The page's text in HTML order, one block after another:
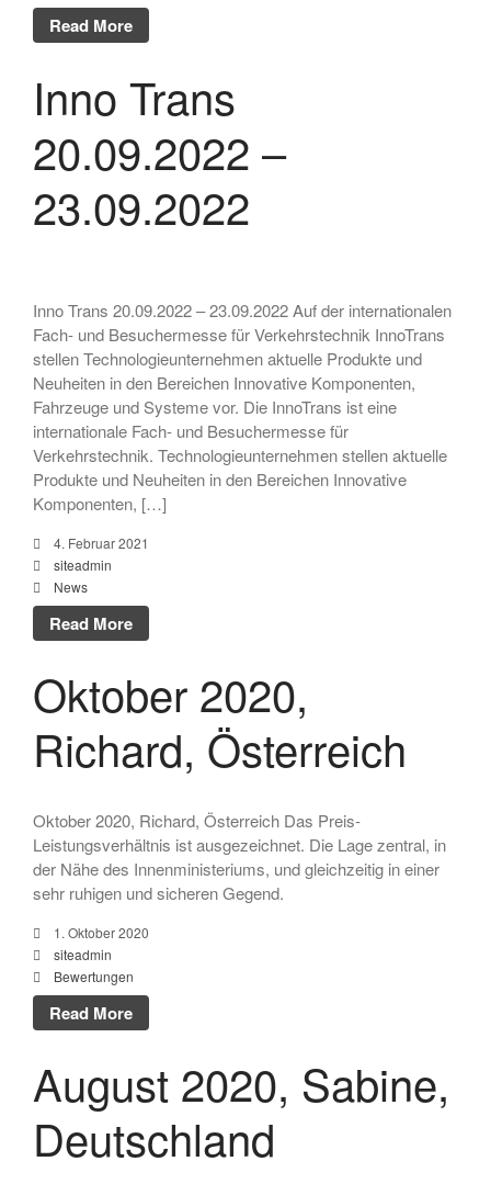
Read More
Inno Trans
20.09.2022 –
23.09.2022
Inno Trans 20.09.2022 – 23.09.2022 Auf der internationalen
Fach- und Besuchermesse für Verkehrstechnik InnoTrans
stellen Technologieunternehmen aktuelle Produkte und
Neuheiten in den Bereichen Innovative Komponenten,
Fahrzeuge und Systeme vor. Die InnoTrans ist eine
internationale Fach- und Besuchermesse für
Verkehrstechnik. Technologieunternehmen stellen aktuelle
Produkte und Neuheiten in den Bereichen Innovative
Komponenten, […]
4. Februar 2021
siteadmin
News
Read More
Oktober 2020,
Richard, Österreich
Oktober 2020, Richard, Österreich Das Preis-
Leistungsverhältnis ist ausgezeichnet. Die Lage zentral, in
der Nähe des Innenministeriums, und gleichzeitig in einer
sehr ruhigen und sicheren Gegend.
1. Oktober 2020
siteadmin
Bewertungen
Read More
August 2020, Sabine,
Deutschland